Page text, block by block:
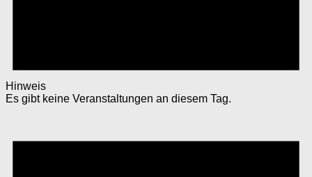
Hinweis
Es gibt keine Veranstaltungen an diesem Tag.